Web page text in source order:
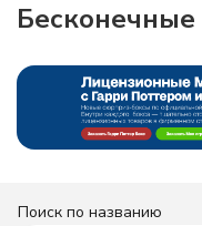
Поиск по названию